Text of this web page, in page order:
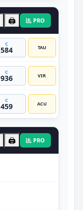
🖨️ PRO
C
584 TAU
C
936 VIR
C
459 ACU
🖨️ PRO